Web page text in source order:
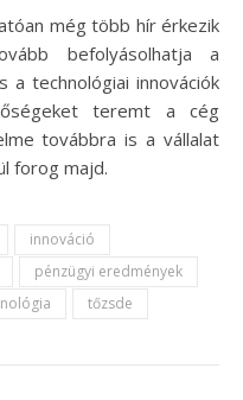
még több hír érkezik
befolyásolhatja a
a technológiai innovációk
teremt a cég
továbbra is a vállalat
forog majd.
innováció
pénzügyi eredmények
tőzsde